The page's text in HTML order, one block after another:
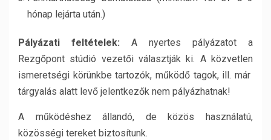
hónap lejárta után.)
Pályázati feltételek: A nyertes pályázatot a
Rezgőpont stúdió vezetői választják ki. A közvetlen
ismeretségi körünkbe tartozók, működő tagok, ill. már
tárgyalás alatt levő jelentkezők nem pályázhatnak!
A működéshez állandó, de közös használatú,
közösségi tereket biztosítunk.